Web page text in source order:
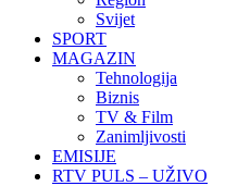
Svijet
SPORT
MAGAZIN
Tehnologija
Biznis
TV & Film
Zanimljivosti
EMISIJE
RTV PULS – UŽIVO